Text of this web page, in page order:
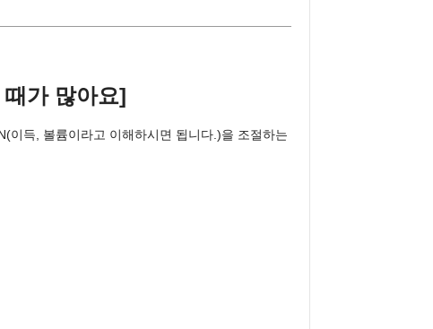
가 많아요]
이득, 볼륨이라고 이해하시면 됩니다.)을 조절하는